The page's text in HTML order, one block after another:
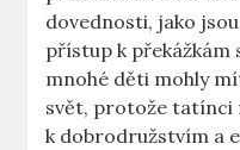
dovednosti, jako
přístup k ⁣překážkám
mnohé děti mohly
svět, protože tatínci
k dobrodružstvím a